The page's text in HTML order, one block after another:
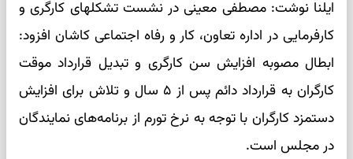
ایلنا نوشت: مصطفی معینی در نشست تشکلهای کارگری و
کارفرمایی در اداره تعاون، کار و رفاه اجتماعی کاشان افزود:
ابطال مصوبه افزایش سن کارگری و تبدیل قرارداد موقت
کارگران به قرارداد دائم پس از ۵ سال و تلاش برای افزایش
دستمزد کارگران با توجه به نرخ تورم از برنامه‌های نمایندگان
در مجلس است.